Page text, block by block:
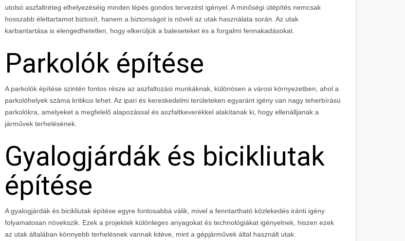
utolsó aszfaltréteg elhelyezéséig minden lépés gondos tervezést igényel. A minőségi útépítés nemcsak
hosszabb élettartamot biztosít, hanem a biztonságot is növeli az utak használata során. Az utak
karbantartása is elengedhetetlen, hogy elkerüljük a baleseteket és a forgalmi fennakadásokat.
Parkolók építése
A parkolók építése szintén fontos része az aszfaltozási munkáknak, különösen a városi környezetben, ahol a
parkolóhelyek száma kritikus lehet. Az ipari és kereskedelmi területeken egyaránt igény van nagy teherbírású
parkolókra, amelyeket a megfelelő alapozással és aszfaltkeverékkel alakítanak ki, hogy ellenálljanak a
járművek terhelésének.
Gyalogjárdák és bicikliutak
építése
A gyalogjárdák és bicikliutak építése egyre fontosabbá válik, mivel a fenntartható közlekedés iránti igény
folyamatosan növekszik. Ezek a projektek különleges anyagokat és technológiákat igényelnek, hiszen ezek
az utak általában könnyebb terhelésnek vannak kitéve, mint a gépjárművek által használt utak.